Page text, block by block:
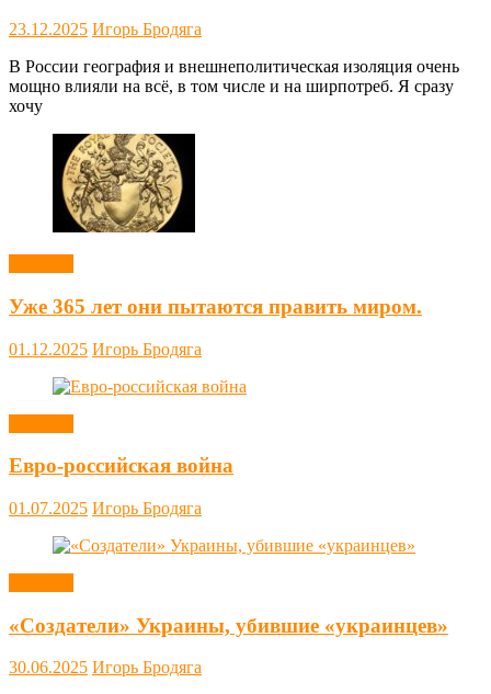
23.12.2025 Игорь Бродяга
В России география и внешнеполитическая изоляция очень
мощно влияли на всё, в том числе и на ширпотреб. Я сразу
хочу
Уже 365 лет они пытаются править миром.
01.12.2025 Игорь Бродяга
Евро-российская война
01.07.2025 Игорь Бродяга
«Создатели» Украины, убившие «украинцев»
30.06.2025 Игорь Бродяга